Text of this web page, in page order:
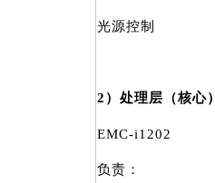
光源控制
2）处理层（核心）
EMC-i1202
负责：